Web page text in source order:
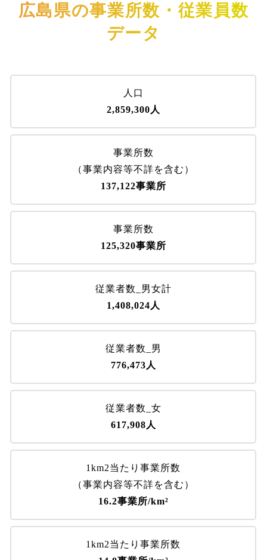
広島県の事業所数・従業員数
データ
人口
2,859,300人
事業所数
（事業内容等不詳を含む）
137,122事業所
事業所数
125,320事業所
従業者数_男女計
1,408,024人
従業者数_男
776,473人
従業者数_女
617,908人
1km2当たり事業所数
（事業内容等不詳を含む）
16.2事業所/km²
1km2当たり事業所数